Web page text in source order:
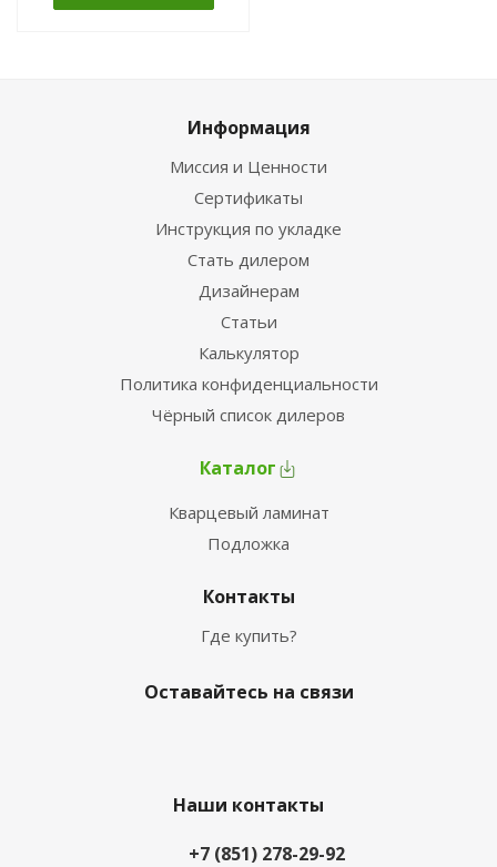
Информация
Миссия и Ценности
Сертификаты
Инструкция по укладке
Стать дилером
Дизайнерам
Статьи
Калькулятор
Политика конфиденциальности
Чёрный список дилеров
Каталог
Кварцевый ламинат
Подложка
Контакты
Где купить?
Оставайтесь на связи
Наши контакты
+7 (851) 278-29-92